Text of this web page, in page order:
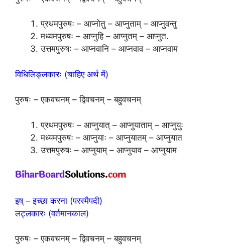
प्रथमपुरुषः – आप्नोतु – आप्नुताम् – आप्नुवन्तु
मध्यमपुरुषः – आप्नुहि – आप्नुतम् – आप्नुत.
उत्तमपुरुषः – आप्नवानि – आप्नवाव – आप्नवाम
विधिलिङ्लकारः (चाहिए अर्थ में)
पुरुषः – एकवचनम् – द्विवचनम् – बहुवचनम्
प्रथमपुरुषः – आप्नुयात् – आप्नुयाताम् – आप्नुयुः
मध्यमपुरुषः – आप्नुयाः – आप्नुयातम् – आप्नुयात
उत्तमपुरुषः – आप्नुयाम् – आप्नुयाव – आप्नुयाम
इष् – इच्छा करना (परस्मैपदी)
लट्लकारः (वर्तमानकाल)
पुरुषः – एकवचनम् – द्विवचनम् – बहुवचनम्